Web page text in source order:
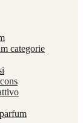
categorie